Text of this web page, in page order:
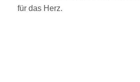
für das Herz.